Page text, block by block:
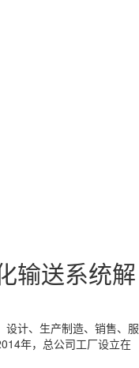
输送系统解
设计、生产制造、销售、服
年，总公司工厂设立在